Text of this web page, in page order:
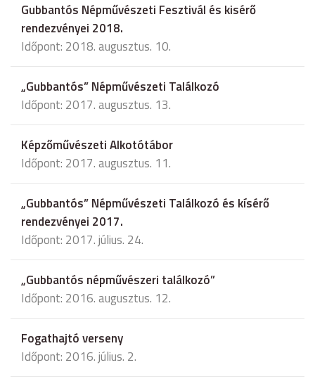
Gubbantós Népművészeti Fesztivál és kisérő
rendezvényei 2018.
Időpont: 2018. augusztus. 10.
„Gubbantós” Népművészeti Találkozó
Időpont: 2017. augusztus. 13.
Képzőművészeti Alkotótábor
Időpont: 2017. augusztus. 11.
„Gubbantós” Népművészeti Találkozó és kísérő
rendezvényei 2017.
Időpont: 2017. július. 24.
„Gubbantós népművészeri találkozó”
Időpont: 2016. augusztus. 12.
Fogathajtó verseny
Időpont: 2016. július. 2.